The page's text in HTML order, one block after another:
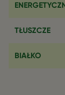
TŁUSZCZE
BIAŁKO